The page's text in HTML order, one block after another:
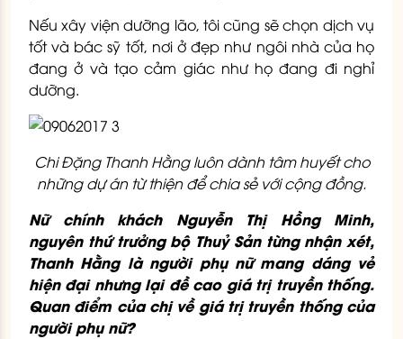
Nếu xây viện dưỡng lão, tôi cũng sẽ chọn dịch vụ
tốt và bác sỹ tốt, nơi ở đẹp như ngôi nhà của họ
đang ở và tạo cảm giác như họ đang đi nghỉ
dưỡng.
Chi Đặng Thanh Hằng luôn dành tâm huyết cho
những dự án từ thiện để chia sẻ với cộng đồng.
Nữ chính khách Nguyễn Thị Hồng Minh,
nguyên thứ trưởng bộ Thuỷ Sản từng nhận xét,
Thanh Hằng là người phụ nữ mang dáng vẻ
hiện đại nhưng lại đề cao giá trị truyền thống.
Quan điểm của chị về giá trị truyền thống của
người phụ nữ?